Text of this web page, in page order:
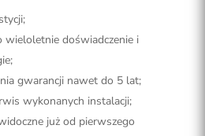
wieloletnie doświadczenie i
gwarancji nawet do 5 lat;
wykonanych instalacji;
już od pierwszego